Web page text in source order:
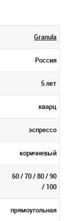
Granula
Россия
5 лет
кварц
эспрессо
коричневый
60 / 70 / 80 / 90
/ 100
прямоугольная